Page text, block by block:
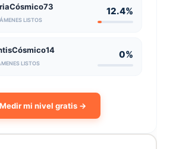
LISTOS
12.4%
LISTOS
0%
Medir mi nivel gratis →